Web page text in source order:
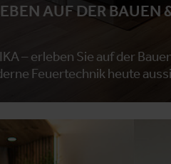
AUF DER BAUEN
– erleben Sie auf der
Feuertechnik heute